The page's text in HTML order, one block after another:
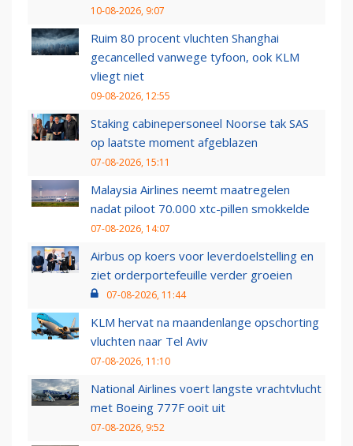
10-08-2026, 9:07
Ruim 80 procent vluchten Shanghai
gecancelled vanwege tyfoon, ook KLM
vliegt niet
09-08-2026, 12:55
Staking cabinepersoneel Noorse tak SAS
op laatste moment afgeblazen
07-08-2026, 15:11
Malaysia Airlines neemt maatregelen
nadat piloot 70.000 xtc-pillen smokkelde
07-08-2026, 14:07
Airbus op koers voor leverdoelstelling en
ziet orderportefeuille verder groeien
07-08-2026, 11:44
KLM hervat na maandenlange opschorting
vluchten naar Tel Aviv
07-08-2026, 11:10
National Airlines voert langste vrachtvlucht
met Boeing 777F ooit uit
07-08-2026, 9:52